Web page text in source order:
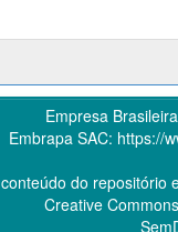
Empresa
Embrapa SAC: https://
do repositório
Creative Commons